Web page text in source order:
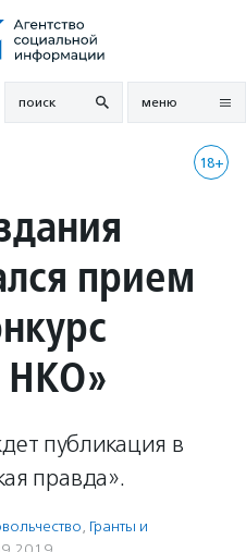
поиск меню
18+
прием
НКО»
публикация в
правда».
, Гранты и